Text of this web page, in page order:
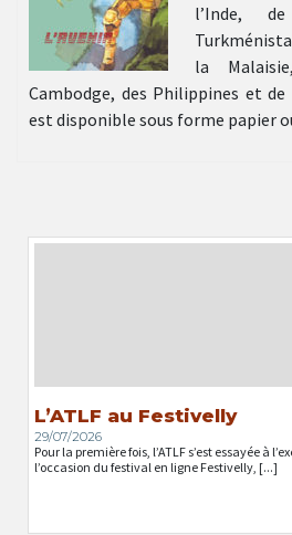
l’Inde,
la
Cambodge, des Philippines et
est disponible sous forme papier
L’ATLF au Festivelly
29/07/2026
Pour la première fois, l’ATLF s’est essayée à
l’occasion du festival en ligne Festivelly, [...]